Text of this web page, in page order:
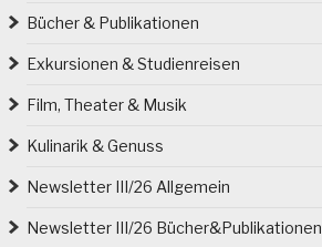
Bücher & Publikationen
Exkursionen & Studienreisen
Film, Theater & Musik
Kulinarik & Genuss
Newsletter III/26 Allgemein
Newsletter III/26 Bücher&Publikationen